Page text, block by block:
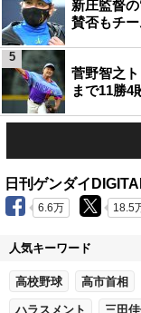
新庄監督
賛否もチ
菅野智之
まで11勝4
5
日刊ゲンダイ
6.6万 18.5
人気キーワード
高校野球 高市首相
ハラスメント 三田